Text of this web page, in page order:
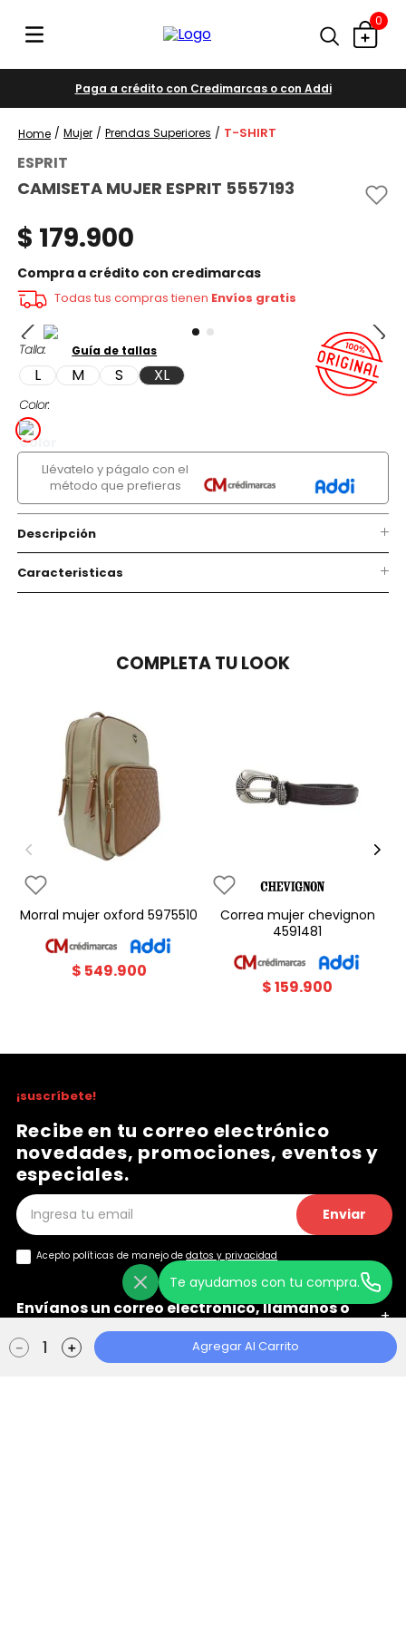
0
Paga a crédito con Credimarcas o con Addi
Mujer Prendas Superiores T-SHIRT
ESPRIT
CAMISETA MUJER ESPRIT 5557193
$ 179.900
Compra a crédito con credimarcas
Todas tus compras tienen Envíos gratis
Talla
L M S XL
Color
Guía de tallas
Llévatelo y págalo con el
método que prefieras
Descripción
Caracteristicas
＋
－ Agregar Al Carrito
COMPLETA TU LOOK
morral mujer oxford 5975510
$ 549.900
correa mujer chevignon
4591481
$159.900
Te ayudamos con tu compra.
¡suscríbete!
Recibe en tu correo electrónico
novedades, promociones, eventos y
especiales.
Enviar
Acepto políticas de manejo dedatos y privacidad
Envíanos un correo electrónico, llámanos o
chatea con nosotros
+
Ayuda